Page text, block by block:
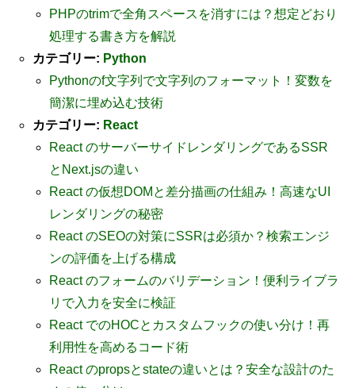
PHPのtrimで全角スペースを消すには？想定どおり
処理する書き方を解説
カテゴリー: Python
Pythonのf文字列で文字列のフォーマット！変数を
簡潔に埋め込む技術
カテゴリー: React
React のサーバーサイドレンダリングであるSSR
とNext.jsの違い
React の仮想DOMと差分描画の仕組み！高速なUI
レンダリングの秘密
React のSEOの対策にSSRは必須か？検索エンジ
ンの評価を上げる構成
React のフォームのバリデーション！便利ライブラ
リで入力を安全に検証
React でのHOCとカスタムフックの使い分け！再
利用性を高めるコード術
React のpropsとstateの違いとは？安全な設計のた